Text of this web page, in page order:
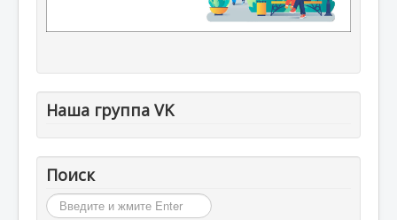
Наша группа VK
Поиск
Искать...